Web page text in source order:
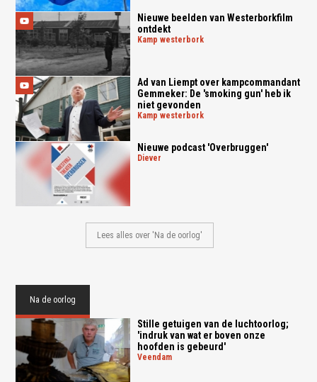
Nieuwe beelden van Westerborkfilm
ontdekt
kamp westerbork
Ad van Liempt over kampcommandant
Gemmeker: De 'smoking gun' heb ik
niet gevonden
kamp westerbork
Nieuwe podcast 'Overbruggen'
diever
Lees alles over 'Na de oorlog'
Na de oorlog
Stille getuigen van de luchtoorlog;
'indruk van wat er boven onze
hoofden is gebeurd'
veendam